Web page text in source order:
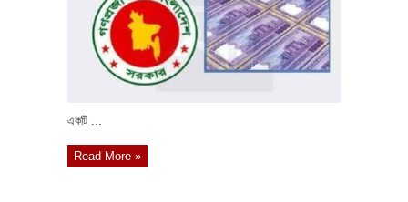
একটি ...
Read More »